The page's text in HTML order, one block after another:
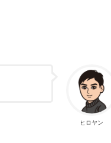
ヒロヤン